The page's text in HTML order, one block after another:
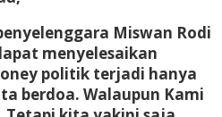
Miswan Rodi
menyelesaikan
politik terjadi hanya
berdoa. Walaupun Kami